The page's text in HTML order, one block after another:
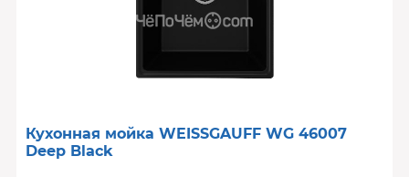
Кухонная мойка WEISSGAUFF WG 46007
Deep Black